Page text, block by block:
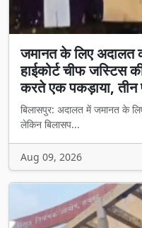
जमानत के लिए अदालत
हाईकोर्ट चीफ जस्टिस
करते एक पकड़ाया, तीन
बिलासपुर: अदालत में जमानत के
लेकिन बिलासप...
Aug 09, 2026